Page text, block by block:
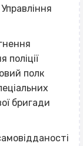
полк
бригади